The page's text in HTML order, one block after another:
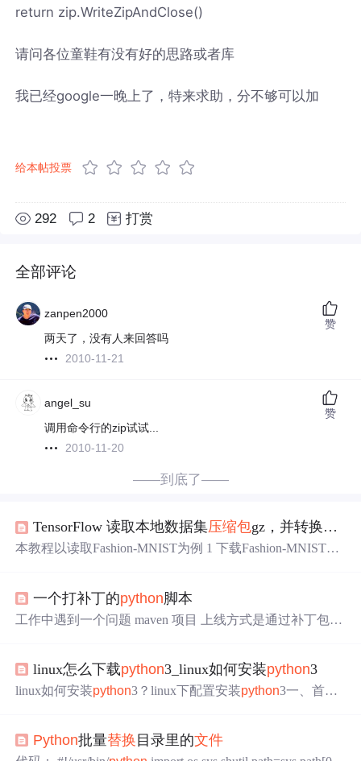
return zip.WriteZipAndClose()
请问各位童鞋有没有好的思路或者库
我已经google一晚上了，特来求助，分不够可以加
给本帖投票
292 2 打赏
全部评论
zanpen2000
两天了，没有人来回答吗
2010-11-21
赞
angel_su
调用命令行的zip试试...
2010-11-20
赞
——到底了——
TensorFlow 读取本地数据集压缩包gz，并转换为numpy矩阵【修改官方源码而成】
本教程以读取Fashion-MNIST为例 1 下载Fashion-MNIST数
通过如下读入数据，并转换为numpy...
一个打补丁的python脚本
工作中遇到一个问题 maven 项目 上线方式是通过补丁包的
linux怎么下载python3_linux如何安装python3
linux如何安装python3？linux下配置安装python3一、首
n-3.6.0.tgz想下载到那个 文件夹下就先进入到那个
——cd /home/download(2)方式二在官网上下载完压缩包
Python批量替换目录里的文件